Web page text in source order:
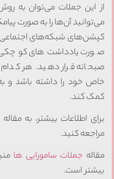
از این جملات می‌توان به
می‌توانید آن‌ها را به صورت
کپشن‌های شبکه‌های اجتماعی
صورت یادداشت‌های کوچکی
صبحانه قرار دهید. هر کدام
خاص خود را داشته باشد و
کمک کند.
برای اطلاعات بیشتر، به مقاله
مراجعه کنید.
مقاله جملات سامورایی ها
بیشتر است.